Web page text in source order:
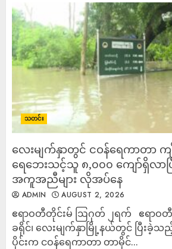
သတင်း
လေးမျက်နှာတွင် ငဝန်ရေကာတာ က
ရေဘေးသင့်သူ ၈,၀၀၀ ကျော်ရှိလာပြီ
အကူအညီများ လိုအပ်နေ
ADMIN AUGUST 2, 2026
ဧရာဝတီတိုင်းမ် ‎ဩဂုတ် ၂ရက် ဧရာဝတီ
ခရိုင်၊ လေးမျက်နှာမြို့နယ်တွင် ပြီးခဲ့
ပိုင်းက ငဝန်ရေကာတာ တာမိုင်...